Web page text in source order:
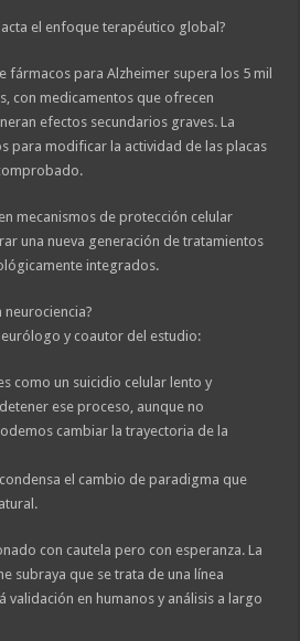
el enfoque terapéutico global?
fármacos para Alzheimer supera los 5 mil
con medicamentos que ofrecen
efectos secundarios graves. La
para modificar la actividad de las placas
mecanismos de protección celular
una nueva generación de tratamientos
integrados.
neurociencia?
y coautor del estudio:
como un suicidio celular lento y
ese proceso, aunque no
cambiar la trayectoria de la
el cambio de paradigma que
con cautela pero con esperanza. La
subraya que se trata de una línea
en humanos y análisis a largo